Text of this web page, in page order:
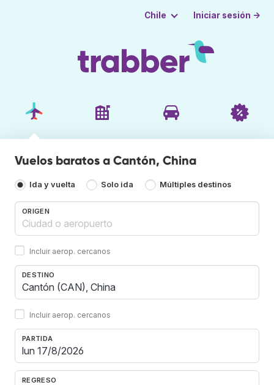
Chile Iniciar sesión →
Vuelos baratos a Cantón, China
Ida y vuelta Solo ida Múltiples destinos
ORIGEN
Incluir aerop. cercanos
DESTINO
Incluir aerop. cercanos
PARTIDA
REGRESO